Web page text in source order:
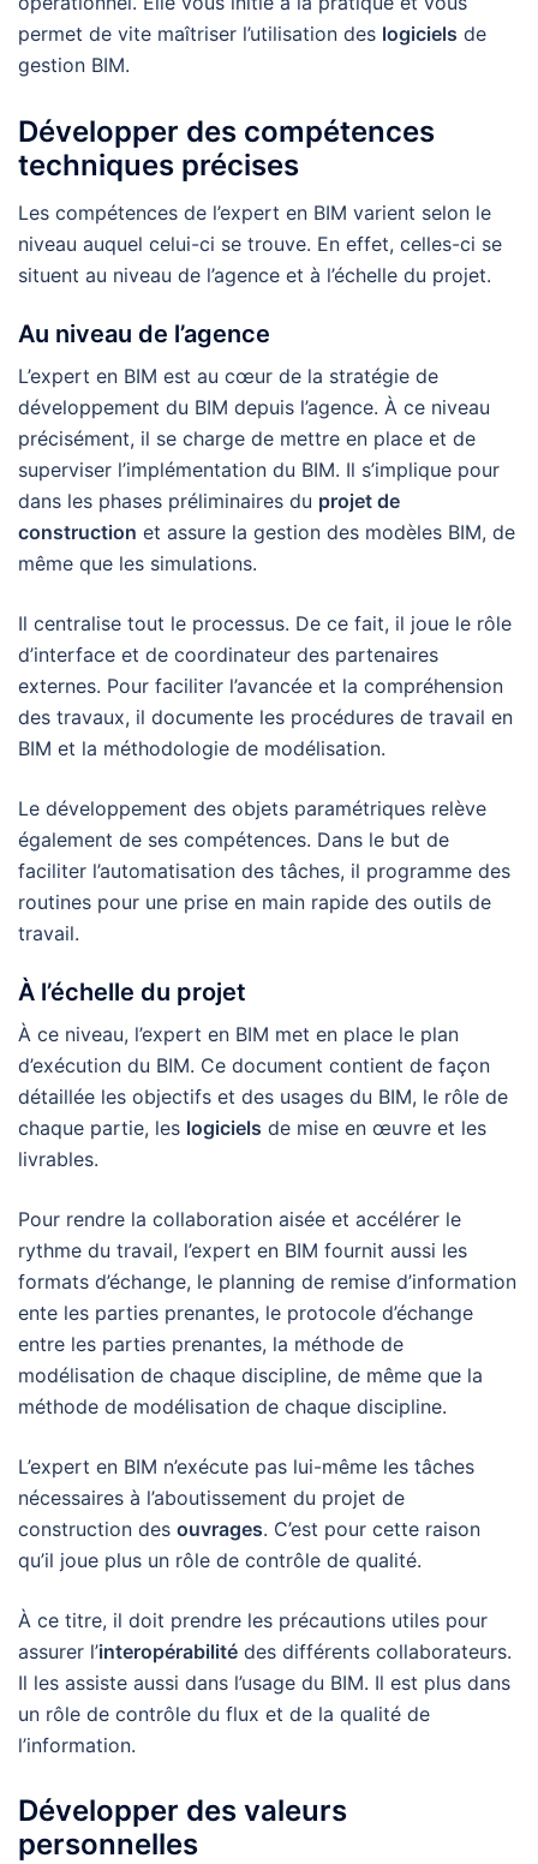
permet de vite maîtriser l’utilisation des logiciels de
gestion BIM.
Développer des compétences
techniques précises
Les compétences de l’expert en BIM varient selon le
niveau auquel celui-ci se trouve. En effet, celles-ci se
situent au niveau de l’agence et à l’échelle du projet.
Au niveau de l’agence
L’expert en BIM est au cœur de la stratégie de
développement du BIM depuis l’agence. À ce niveau
précisément, il se charge de mettre en place et de
superviser l’implémentation du BIM. Il s’implique pour
dans les phases préliminaires du projet de
construction et assure la gestion des modèles BIM, de
même que les simulations.
Il centralise tout le processus. De ce fait, il joue le rôle
d’interface et de coordinateur des partenaires
externes. Pour faciliter l’avancée et la compréhension
des travaux, il documente les procédures de travail en
BIM et la méthodologie de modélisation.
Le développement des objets paramétriques relève
également de ses compétences. Dans le but de
faciliter l’automatisation des tâches, il programme des
routines pour une prise en main rapide des outils de
travail.
À l’échelle du projet
À ce niveau, l’expert en BIM met en place le plan
d’exécution du BIM. Ce document contient de façon
détaillée les objectifs et des usages du BIM, le rôle de
chaque partie, les logiciels de mise en œuvre et les
livrables.
Pour rendre la collaboration aisée et accélérer le
rythme du travail, l’expert en BIM fournit aussi les
formats d’échange, le planning de remise d’information
ente les parties prenantes, le protocole d’échange
entre les parties prenantes, la méthode de
modélisation de chaque discipline, de même que la
méthode de modélisation de chaque discipline.
L’expert en BIM n’exécute pas lui-même les tâches
nécessaires à l’aboutissement du projet de
construction des ouvrages. C’est pour cette raison
qu’il joue plus un rôle de contrôle de qualité.
À ce titre, il doit prendre les précautions utiles pour
assurer l’interopérabilité des différents collaborateurs.
Il les assiste aussi dans l’usage du BIM. Il est plus dans
un rôle de contrôle du flux et de la qualité de
l’information.
Développer des valeurs
personnelles